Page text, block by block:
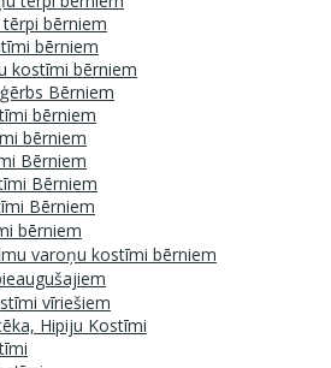
bērniem
bērniem
kostīmi bērniem
Bērniem
bērniem
bērniem
Bērniem
Bērniem
Bērniem
bērniem
varoņu kostīmi bērniem
vīriešiem
Hipiju Kostīmi